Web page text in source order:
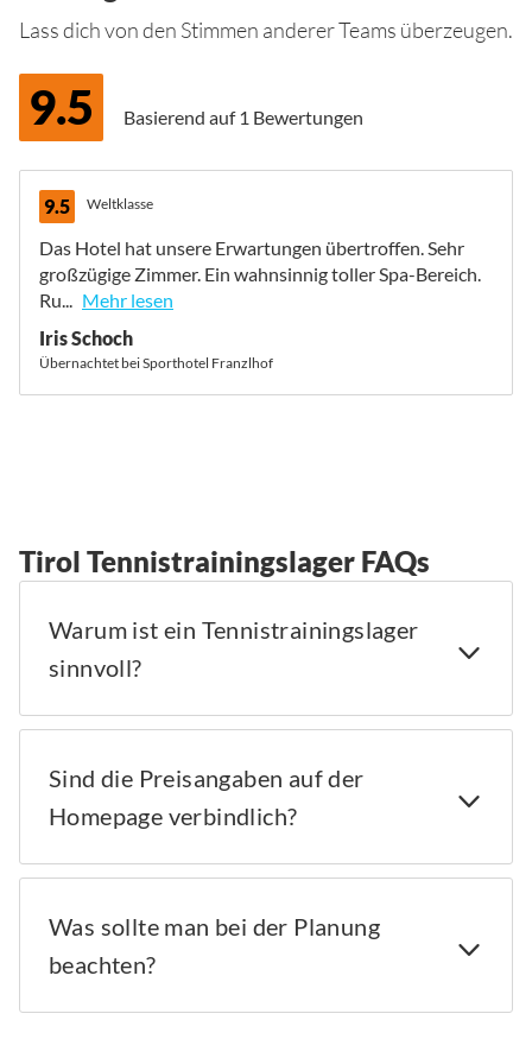
Lass dich von den Stimmen anderer Teams überzeugen.
9.5 Basierend auf1 Bewertungen
9.5 Weltklasse
Das Hotel hat unsere Erwartungen übertroffen. Sehr
großzügige Zimmer. Ein wahnsinnig toller Spa-Bereich.
Ru... Mehr lesen
Iris Schoch
Übernachtet bei Sporthotel Franzlhof
Tirol Tennistrainingslager FAQs
Warum ist ein Tennistrainingslager
sinnvoll?
Sind die Preisangaben auf der
Homepage verbindlich?
Was sollte man bei der Planung
beachten?